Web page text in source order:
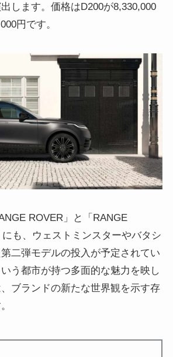
します。価格はD200が8,330,000
円です。
ROVER」と「RANGE
も、ウェストミンスターやバタシ
二弾モデルの投入が予定されてい
う都市が持つ多面的な魅力を映し
ブランドの新たな世界観を示す存